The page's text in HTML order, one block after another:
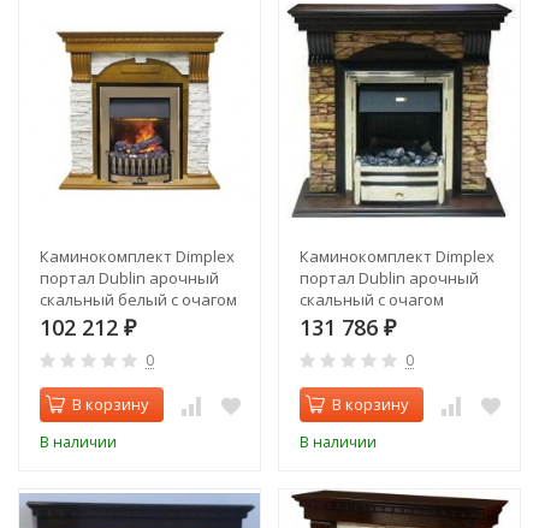
Каминокомплект Dimplex
портал Dublin арочный
скальный белый с очагом
Danville
102 212 ₽
0
В корзину
В наличии
Каминокомплект Dimplex
портал Dublin арочный
скальный с очагом
Cavendish
131 786 ₽
0
В корзину
В наличии